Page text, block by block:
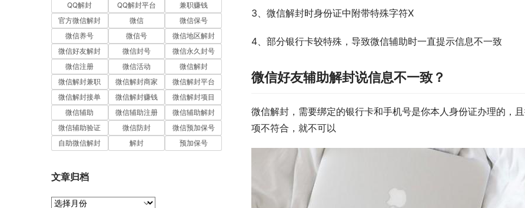
3、微信解封时身份证中附带特殊字符X
4、部分银行卡较特殊，导致微信辅助时一直提示信息不一致
微信好友辅助解封说信息不一致？
微信解封，需要绑定的银行卡和手机号是你本人身份证办理的，
项不符合，就不可以
QQ解封 QQ解封平台
兼职赚钱
官方微信解封
微信
微信保号
微信养号
微信号
微信地区解封
微信好友解封
微信封号
微信永久封号
微信注册
微信活动
微信解封
微信解封兼职
微信解封商家
微信解封平台
微信解封接单
微信解封赚钱
微信解封项目
微信辅助
微信辅助注册
微信辅助解封
微信辅助验证
微信防封
微信预加保号
自助微信解封
解封 预加保号
文章归档
文